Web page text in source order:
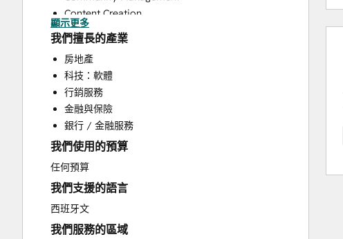
Content Creation
Conversational Marketing
CRM Implementation
CRM Migration
Custom API Integrations
Customer Marketing
Customer Success Training
Customer Support Training
Customer Survey and Analysis
Email Marketing
Full Inbound Marketing Services
Help Desk Implementation
HubSpot Onboarding
Knowledge Base Development
顯示更多
我們擅長的產業
房地產
科技：軟體
行銷服務
金融與保險
銀行 / 金融服務
我們使用的預算
任何預算
我們支援的語言
西班牙文
我們服務的區域